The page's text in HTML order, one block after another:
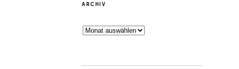
ARCHIV
Archiv